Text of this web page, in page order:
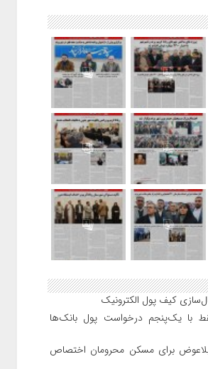
کیف پول الکترونیک
بانک مرکزی فقط با یک‌‎پنجم درخواست پول بانک‌ها
برای مسکن محرومان اختصاص